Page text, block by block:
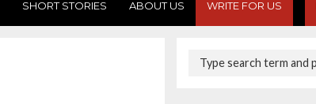
SHORT STORIES ABOUT US WRITE FOR US